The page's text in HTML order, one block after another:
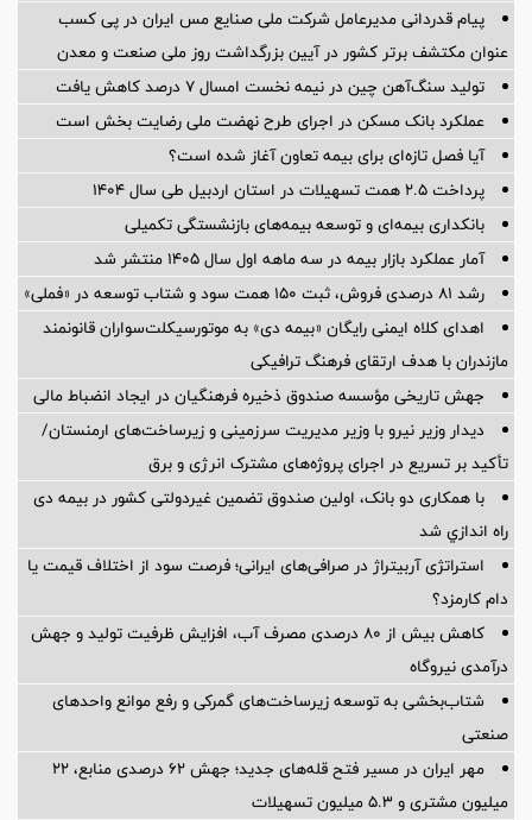
پیام قدردانی مدیرعامل شرکت ملی صنایع مس ایران در پی کسب
عنوان مکتشف برتر کشور در آیین بزرگداشت روز ملی صنعت و معدن
تولید سنگ‌آهن چین در نیمه نخست امسال ۷ درصد کاهش یافت
عملکرد بانک مسکن در اجرای طرح نهضت ملی رضایت بخش است
آیا فصل تازه‌ای برای بیمه تعاون آغاز شده است؟
پرداخت ۲.۵ همت تسهیلات در استان اردبیل طی سال ۱۴۰۴
بانکداری بیمه‌ای و توسعه بیمه‌های بازنشستگی تکمیلی
آمار عملكرد بازار بیمه در سه ماهه اول سال 1405 منتشر شد
رشد ۸۱ درصدی فروش، ثبت ۱۵۰ همت سود و شتاب توسعه در «فملی»
اهدای کلاه ایمنی رایگان «بیمه دی» به موتورسیکلت‌سواران قانونمند
مازندران با هدف ارتقای فرهنگ ترافیکی
جهش تاریخی مؤسسه صندوق ذخیره فرهنگیان در ایجاد انضباط مالی
دیدار وزیر نیرو با وزیر مدیریت سرزمینی و زیرساخت‌های ارمنستان/
تأکید بر تسریع در اجرای پروژه‌های مشترک انرژی و برق
با همکاری دو بانک، اولین صندوق تضمین غیردولتی کشور در بیمه دی
راه اندازي شد
استراتژی آربیتراژ در صرافی‌های ایرانی؛ فرصت سود از اختلاف قیمت یا
دام کارمزد؟
کاهش بیش از ۸۰ درصدی مصرف آب، افزایش ظرفیت تولید و جهش
درآمدی نیروگاه
شتاب‌بخشی به توسعه زیرساخت‌های گمركی و رفع موانع واحدهای
صنعتی
مهر ایران در مسیر فتح قله‌های جدید؛ جهش ۶۲ درصدی منابع، ۲۲
میلیون مشتری و ۵.۳ میلیون تسهیلات